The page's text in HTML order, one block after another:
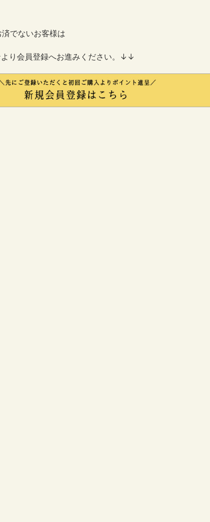
済でないお客様は
り会員登録へお進みください。↓↓